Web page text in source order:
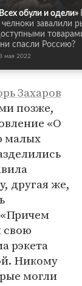
обули и одели»
челноки завалили
спасли Россию?
мая 2022
Захаров
позже,
«О
малых
другая же,
свою
рэкета
Никому
могли